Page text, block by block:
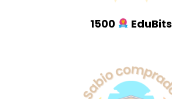
1500 EduBits